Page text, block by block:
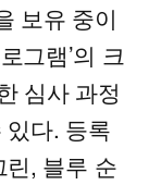
보유 중이
그램’의 크
심사 과정
다. 등록
, 블루 순